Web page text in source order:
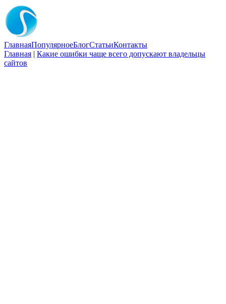
ГлавнаяПопулярноеБлогСтатьиКонтакты
Главная | Какие ошибки чаще всего допускают владельцы
сайтов